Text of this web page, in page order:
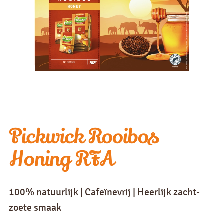
Pickwick Rooibos
Honing RFA
100% natuurlijk | Cafeïnevrij | Heerlijk zacht-
zoete smaak